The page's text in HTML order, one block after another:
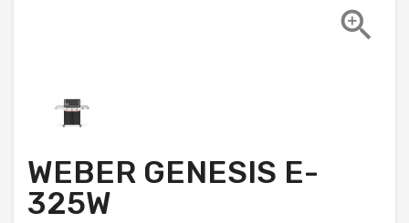

WEBER GENESIS E-
325W